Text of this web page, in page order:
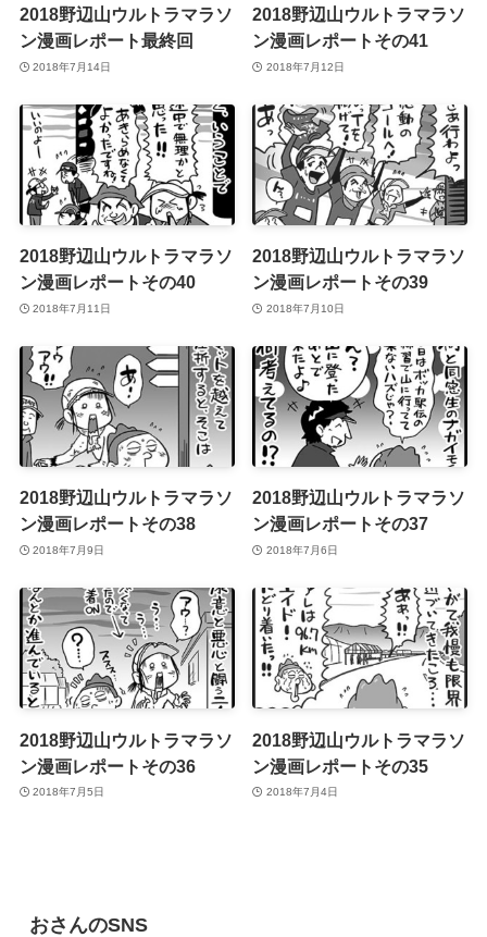
2018野辺山ウルトラマラソ
ン漫画レポート最終回
2018年7月14日
2018野辺山ウルトラマラソ
ン漫画レポートその41
2018年7月12日
2018野辺山ウルトラマラソ
ン漫画レポートその40
2018年7月11日
2018野辺山ウルトラマラソ
ン漫画レポートその39
2018年7月10日
2018野辺山ウルトラマラソ
ン漫画レポートその38
2018年7月9日
2018野辺山ウルトラマラソ
ン漫画レポートその37
2018年7月6日
2018野辺山ウルトラマラソ
ン漫画レポートその36
2018年7月5日
2018野辺山ウルトラマラソ
ン漫画レポートその35
2018年7月4日
おさんのSNS